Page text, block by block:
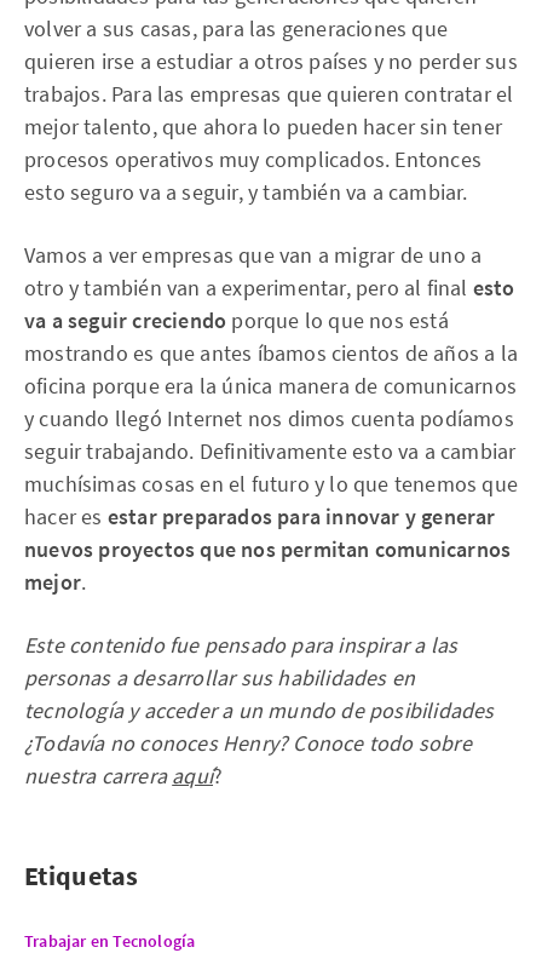
volver a sus casas, para las generaciones que
quieren irse a estudiar a otros países y no perder sus
trabajos. Para las empresas que quieren contratar el
mejor talento, que ahora lo pueden hacer sin tener
procesos operativos muy complicados. Entonces
esto seguro va a seguir, y también va a cambiar.
Vamos a ver empresas que van a migrar de uno a
otro y también van a experimentar, pero al final esto
va a seguir creciendo porque lo que nos está
mostrando es que antes íbamos cientos de años a la
oficina porque era la única manera de comunicarnos
y cuando llegó Internet nos dimos cuenta podíamos
seguir trabajando. Definitivamente esto va a cambiar
muchísimas cosas en el futuro y lo que tenemos que
hacer es estar preparados para innovar y generar
nuevos proyectos que nos permitan comunicarnos
mejor.
Este contenido fue pensado para inspirar a las
personas a desarrollar sus habilidades en
tecnología y acceder a un mundo de posibilidades
¿Todavía no conoces Henry? Conoce todo sobre
nuestra carreraaquí?
Etiquetas
Trabajar en Tecnología